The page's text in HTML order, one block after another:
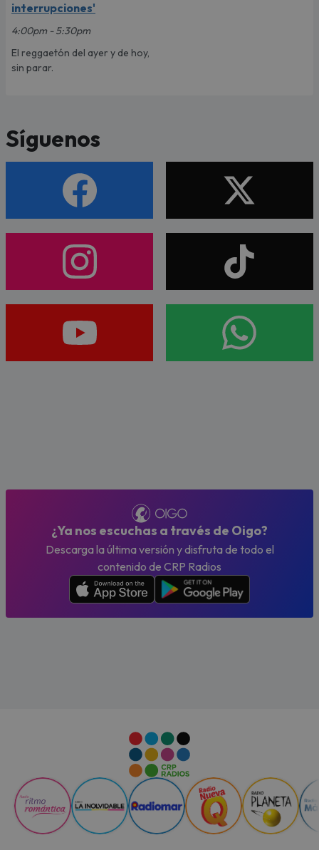
interrupciones'
4:00pm - 5:30pm
El reggaetón del ayer y de hoy,
sin parar.
Síguenos
¿Ya nos escuchas a través de Oigo?
Descarga la última versión y disfruta de todo el
contenido de CRP Radios